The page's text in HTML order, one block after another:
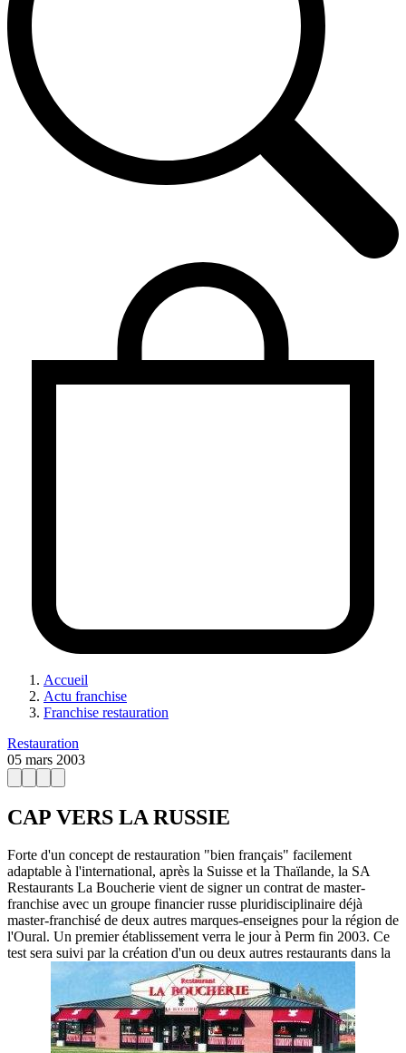
Accueil
Actu franchise
Franchise restauration
Restauration
05 mars 2003
CAP VERS LA RUSSIE
Forte d'un concept de restauration "bien français" facilement
adaptable à l'international, après la Suisse et la Thaïlande, la SA
Restaurants La Boucherie vient de signer un contrat de master-
franchise avec un groupe financier russe pluridisciplinaire déjà
master-franchisé de deux autres marques-enseignes pour la région de
l'Oural. Un premier établissement verra le jour à Perm fin 2003. Ce
test sera suivi par la création d'un ou deux autres restaurants dans la